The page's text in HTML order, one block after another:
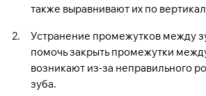
также выравнивают их по
Устранение промежутков между
помочь закрыть промежутки
возникают из-за неправильного
зуба.